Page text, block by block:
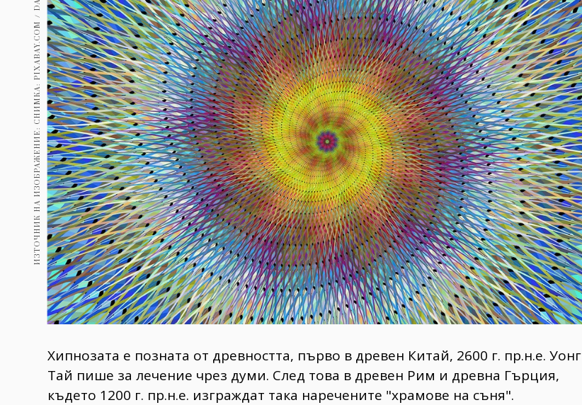
Пътувай 237
Здраве 389
Gentlemen
382
Wellness 1817
ПОСЛЕДВАЙТЕ
НИ
ИЗТОЧНИК НА ИЗОБРАЖЕНИЕ: СНИМКА: PIXABAY.COM / DAVIDZYDD
Хипнозата е позната от древността, първо в древен Китай, 2600 г. пр.н.е. Уонг
Тай пише за лечение чрез думи. След това в древен Рим и древна Гърция,
където 1200 г. пр.н.е. изграждат така наречените "храмове на съня".